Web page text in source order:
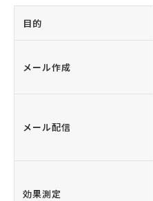
目的
メール作成
メール配信
効果測定